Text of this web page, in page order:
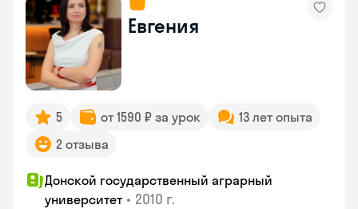
Евгения
5 от 1590 ₽ за урок
13 лет опыта
2 отзыва
Донской государственный аграрный
университет • 2010 г.